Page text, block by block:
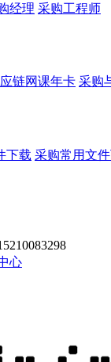
经理 采购工程师
链网课年卡 采购
下载 采购常用文
心